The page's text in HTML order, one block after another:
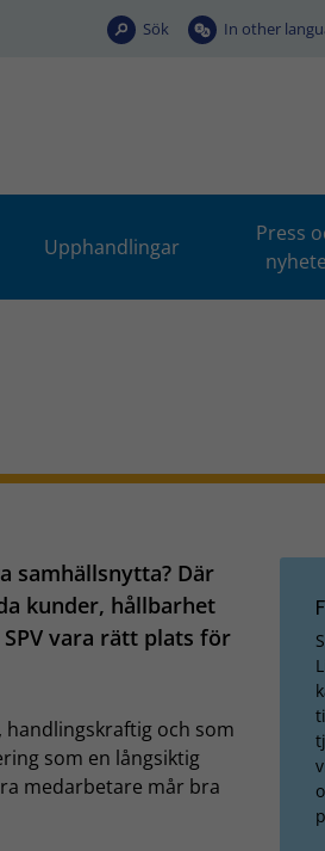
Sök In other
Upphandlingar
Press
samhällsnytta? Där
kunder, hållbarhet
vara rätt plats för
och som
som en långsiktig
medarbetare mår bra